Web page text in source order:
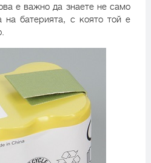
е важно да знаете не само
на батерията, с която той е